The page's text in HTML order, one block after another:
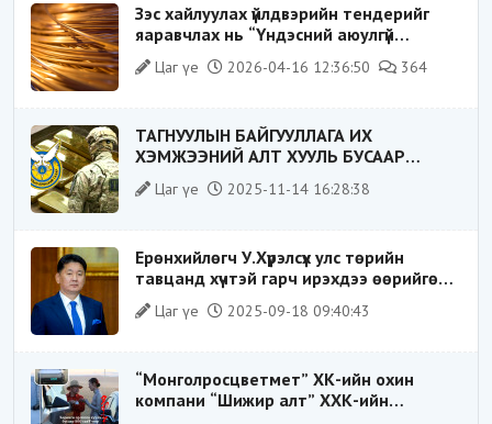
Зэс хайлуулах үйлдвэрийн тендерийг
яаравчлах нь “Үндэсний аюулгүй
байдал“-д эрсдэлтэй юу?
Цаг үе 2026-04-16 12:36:50 364
ТАГНУУЛЫН БАЙГУУЛЛАГА ИХ
ХЭМЖЭЭНИЙ АЛТ ХУУЛЬ БУСААР
ХИЛЭЭР ГАРГАХ ГЭЖ БАЙСАН
ҮЙЛДЛИЙГ ТАСЛАН ЗОГСООЛОО
Цаг үе 2025-11-14 16:28:38
Ерөнхийлөгч У.Хүрэлсүх улс төрийн
тавцанд хүчтэй гарч ирэхдээ өөрийгөө
шударга ёсны төлөө тэмцэгч, “хуучин
тогтолцооны хонгилыг нураагч” гэсэн
Цаг үе 2025-09-18 09:40:43
“Монголросцветмет” ХК-ийн охин
компани “Шижир алт” ХХК-ийн